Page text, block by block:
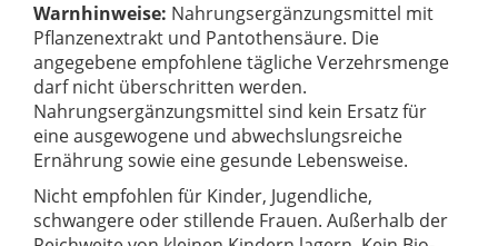
Warnhinweise: Nahrungsergänzungsmittel mit
Pflanzenextrakt und Pantothensäure. Die
angegebene empfohlene tägliche Verzehrsmenge
darf nicht überschritten werden.
Nahrungsergänzungsmittel sind kein Ersatz für
eine ausgewogene und abwechslungsreiche
Ernährung sowie eine gesunde Lebensweise.
Nicht empfohlen für Kinder, Jugendliche,
schwangere oder stillende Frauen. Außerhalb der